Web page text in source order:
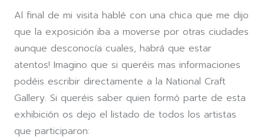
Al final de mi visita hablé con una chica que me dijo
que la exposición iba a moverse por otras ciudades
aunque desconocía cuales, habrá que estar
atentos! Imagino que si queréis mas informaciones
podéis escribir directamente a la National Craft
Gallery. Si queréis saber quien formó parte de esta
exhibición os dejo el listado de todos los artistas
que participaron: